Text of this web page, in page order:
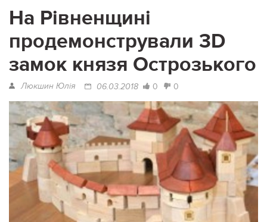
На Рівненщині
продемонстрували 3D
замок князя Острозького
Люкшин Юлія 06.03.2018 0 0